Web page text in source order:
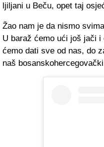
ljiljani u Beču, opet taj
Žao nam je da nismo
U baraž ćemo ući još jači
ćemo dati sve od nas, do
naš